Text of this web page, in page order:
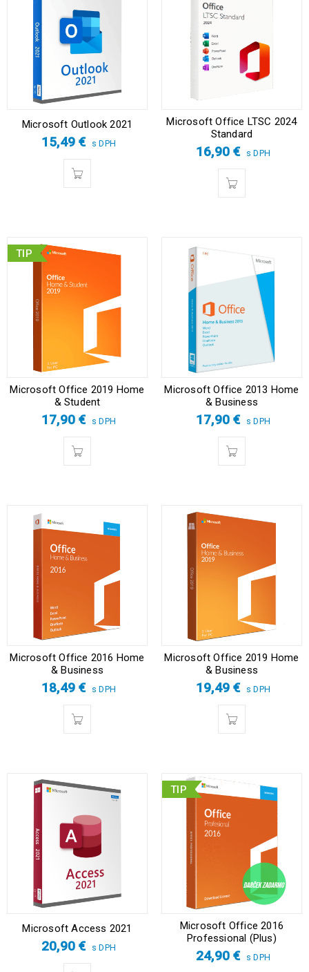
Microsoft Outlook 2021
15,49€ s DPH
Microsoft Office LTSC 2024
Standard
16,90€ s DPH
TIP
Microsoft Office 2019 Home
& Student
17,90€ s DPH
Microsoft Office 2013 Home
& Business
17,90€ s DPH
Microsoft Office 2016 Home
& Business
18,49€ s DPH
Microsoft Office 2019 Home
& Business
19,49€ s DPH
Microsoft Access 2021
20,90€ s DPH
TIP
Microsoft Office 2016
Professional (Plus)
24,90€ s DPH